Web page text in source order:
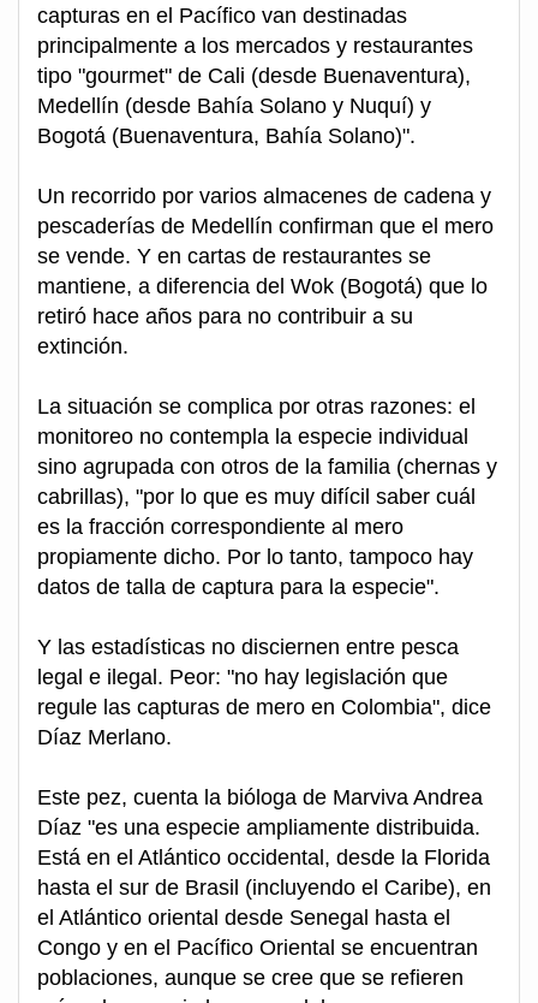
capturas en el Pacífico van destinadas
principalmente a los mercados y restaurantes
tipo "gourmet" de Cali (desde Buenaventura),
Medellín (desde Bahía Solano y Nuquí) y
Bogotá (Buenaventura, Bahía Solano)".
Un recorrido por varios almacenes de cadena y
pescaderías de Medellín confirman que el mero
se vende. Y en cartas de restaurantes se
mantiene, a diferencia del Wok (Bogotá) que lo
retiró hace años para no contribuir a su
extinción.
La situación se complica por otras razones: el
monitoreo no contempla la especie individual
sino agrupada con otros de la familia (chernas y
cabrillas), "por lo que es muy difícil saber cuál
es la fracción correspondiente al mero
propiamente dicho. Por lo tanto, tampoco hay
datos de talla de captura para la especie".
Y las estadísticas no disciernen entre pesca
legal e ilegal. Peor: "no hay legislación que
regule las capturas de mero en Colombia", dice
Díaz Merlano.
Este pez, cuenta la bióloga de Marviva Andrea
Díaz "es una especie ampliamente distribuida.
Está en el Atlántico occidental, desde la Florida
hasta el sur de Brasil (incluyendo el Caribe), en
el Atlántico oriental desde Senegal hasta el
Congo y en el Pacífico Oriental se encuentran
poblaciones, aunque se cree que se refieren